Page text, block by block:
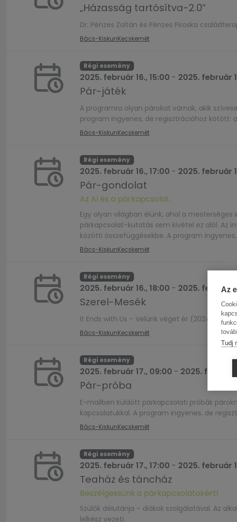
„Házasság tartósítva-2.0”
Dr. Pénzes Zoltán és Pénzes Piroska
Bács-KiskunKecskemét
Régi esemény
2025. február 16., 15:00 - 2025. február
Pár-játék
A programra olyan párokat várnak, akik
program ingyenes, de regisztrációhoz kötött:
Bács-KiskunKecskemét
Régi esemény
2025. február 16., 17:00 - 2025. február
Pár-gondolat
Az AI és a párkapcsolat.
Egy olyan világban élünk, ahol a
párkapcsolat-kutatás sem kivétel ez alól. Az
közötti összefüggésekbe. A program
Bács-KiskunKecskemét
Régi esemény
2025. február 16., 18:00 - 2025. február
Szerel-Mesék
It Ends with Us – Velünk véget ér (2024-es
Bács-KiskunKecskemét
Régi esemény
2025. február 17., 09:00 - 2025. február
Pár-próba
E-mailben küldött párkapcsolati próbák
kapcsolatukkal. A program ingyenes, de
Bács-KiskunKecskemét
Régi esemény
2025. február 17., 17:00 - 2025. február
Teaház és táncház
Beszélgessünk a párkapcsolatokért!
Szülők délutánja – diákok szolgálatával. Az
lelkész vezeti.
Az
Tudj